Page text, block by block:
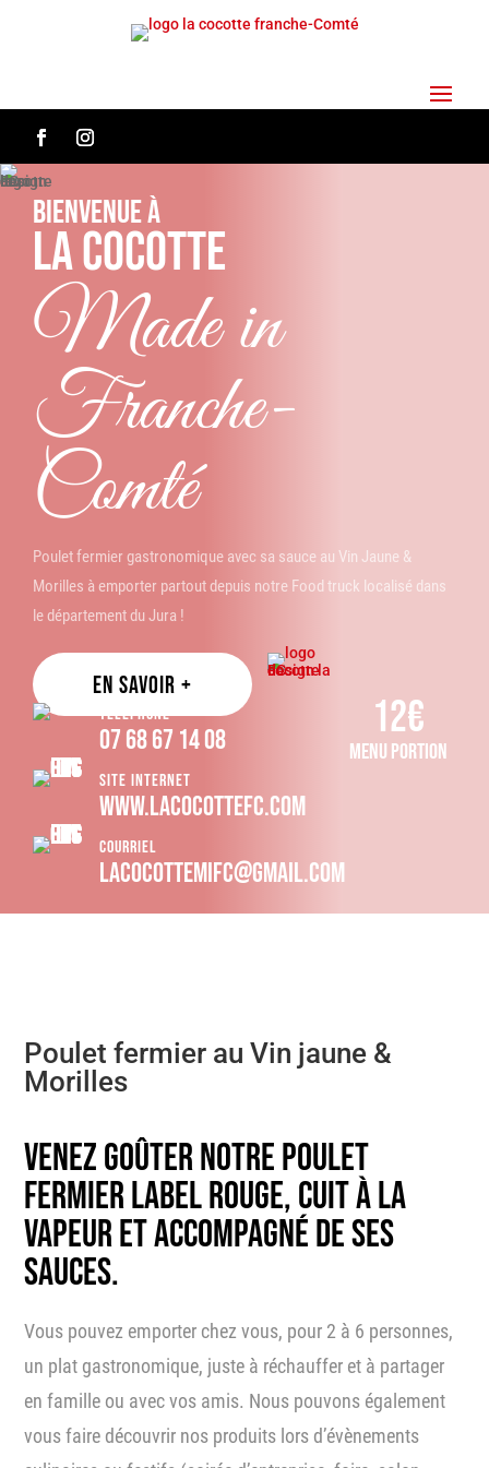
Bienvenue à
La Cocotte
Made in
Franche-
Comté
Poulet fermier gastronomique avec sa sauce au Vin Jaune &
Morilles à emporter partout depuis notre Food truck localisé dans
le département du Jura !
EN SAVOIR +
Téléphone
07 68 67 14 08
SITE INTERNET
www.lacocottefc.com
COURRIEL
lacocottemifc@gmail.com
12€
menu portion
Poulet fermier au Vin jaune &
Morilles
VENEZ GOÛTER NOTRE POULET
FERMIER LABEL ROUGE, CUIT À LA
VAPEUR ET ACCOMPAGNÉ DE SES
SAUCES.
Vous pouvez emporter chez vous, pour 2 à 6 personnes,
un plat gastronomique, juste à réchauffer et à partager
en famille ou avec vos amis. Nous pouvons également
vous faire découvrir nos produits lors d’évènements